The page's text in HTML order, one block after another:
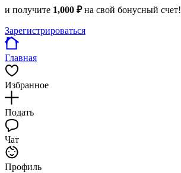
и получите 1,000 ₽на свой бонусный счет!
Зарегистрироваться
Главная
Избранное
Подать
Чат
Профиль